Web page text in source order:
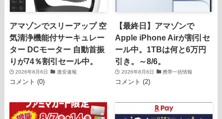
アマゾンでスリーアップ 空
気清浄機能付サーキュレー
ター DCモーター 自動首振
りが74％割引セール中。
2026年8月6日 激安速報
コメント (0)
【最終日】アマゾンで
Apple iPhone Airが割引セ
ール中。1TBは何と6万円
引き。～8/6。
2026年8月6日 携帯一括情報
コメント (2)